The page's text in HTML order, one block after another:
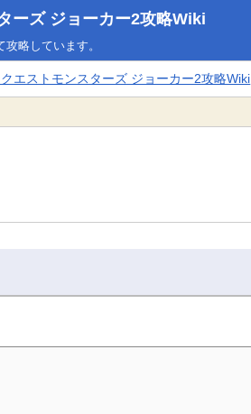
ーズ ジョーカー2攻略Wiki
略しています。
クエストモンスターズ ジョーカー2攻略Wiki